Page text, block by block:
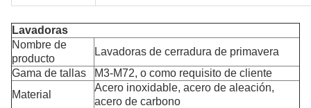
Lavadoras
Nombre de
producto
Lavadoras de cerradura de primavera
Gama de tallas
M3-M72, o como requisito de cliente
Material
Acero inoxidable, acero de aleación,
acero de carbono